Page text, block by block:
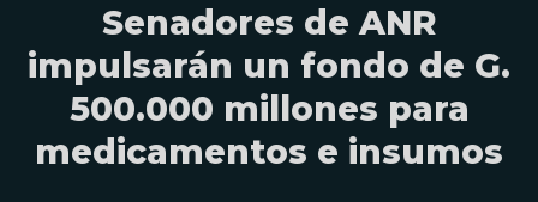
Senadores de ANR
impulsarán un fondo de G.
500.000 millones para
medicamentos e insumos